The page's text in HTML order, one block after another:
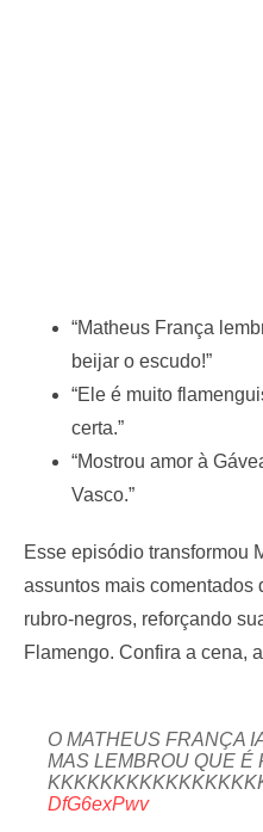
“Matheus França
beijar o escudo!”
“Ele é muito
certa.”
“Mostrou amor à
Vasco.”
Esse episódio transformou
assuntos mais comentados
rubro-negros, reforçando
Flamengo. Confira a cena,
O MATHEUS FRANÇA
MAS LEMBROU QUE É
DfG6exPwv